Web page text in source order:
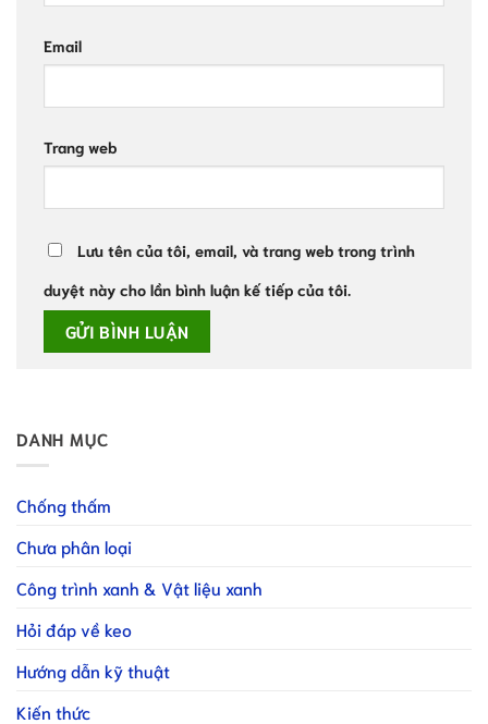
Email
Trang web
Lưu tên của tôi, email, và trang web trong trình
duyệt này cho lần bình luận kế tiếp của tôi.
DANH MỤC
Chống thấm
Chưa phân loại
Công trình xanh & Vật liệu xanh
Hỏi đáp về keo
Hướng dẫn kỹ thuật
Kiến thức